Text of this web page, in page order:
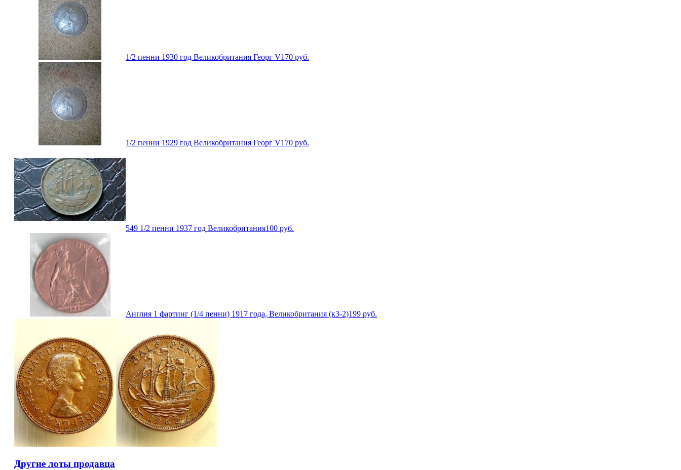
1/2 пенни 1930 год Великобритания Георг V170 руб.
1/2 пенни 1929 год Великобритания Георг V170 руб.
549 1/2 пенни 1937 год Великобритания100 руб.
Англия 1 фартинг (1/4 пенни) 1917 года, Великобритания (к3-2)199 руб.
Другие лоты продавца